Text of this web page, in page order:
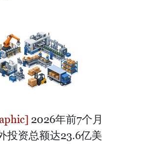
2026年前7个月
投资总额达23.6亿美